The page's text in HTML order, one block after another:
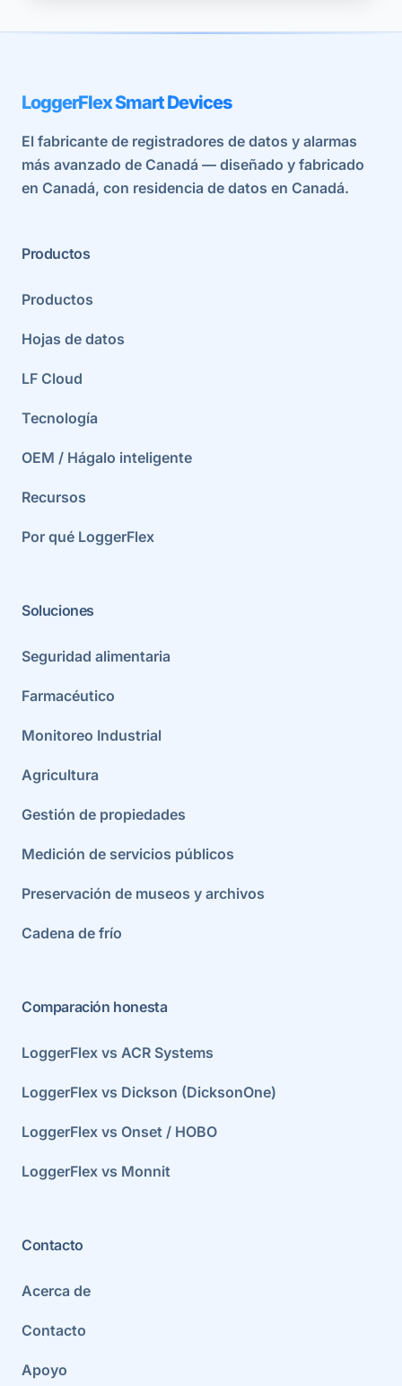
LoggerFlex Smart Devices
El fabricante de registradores de datos y alarmas
más avanzado de Canadá — diseñado y fabricado
en Canadá, con residencia de datos en Canadá.
Productos
Productos
Hojas de datos
LF Cloud
Tecnología
OEM / Hágalo inteligente
Recursos
Por qué LoggerFlex
Soluciones
Seguridad alimentaria
Farmacéutico
Monitoreo Industrial
Agricultura
Gestión de propiedades
Medición de servicios públicos
Preservación de museos y archivos
Cadena de frío
Comparación honesta
LoggerFlex vs ACR Systems
LoggerFlex vs Dickson (DicksonOne)
LoggerFlex vs Onset / HOBO
LoggerFlex vs Monnit
Contacto
Acerca de
Contacto
Apoyo